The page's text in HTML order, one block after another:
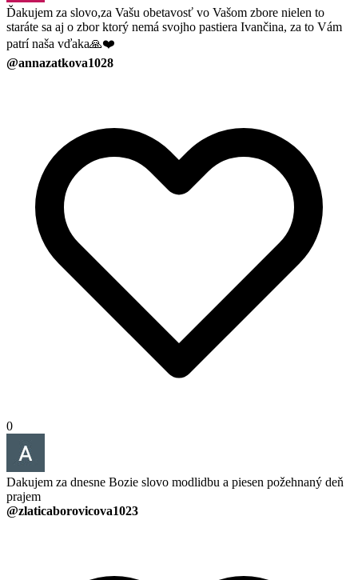
Ďakujem za slovo,za Vašu obetavosť vo Vašom zbore nielen to
staráte sa aj o zbor ktorý nemá svojho pastiera Ivančina, za to Vám
patrí naša vďaka🙏❤️
@annazatkova1028
0
Dakujem za dnesne Bozie slovo modlidbu a piesen požehnaný deň
prajem
@zlaticaborovicova1023